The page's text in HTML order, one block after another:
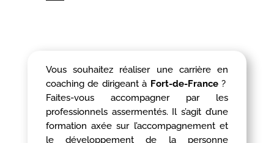
Vous souhaitez réaliser une carrière en
coaching de dirigeant à Fort-de-France?
Faites-vous accompagner par les
professionnels assermentés. Il s’agit d’une
formation axée sur l’accompagnement et
le développement de la personne